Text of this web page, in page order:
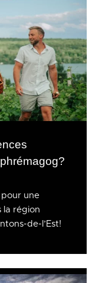
pour une
la région
de-l’Est!